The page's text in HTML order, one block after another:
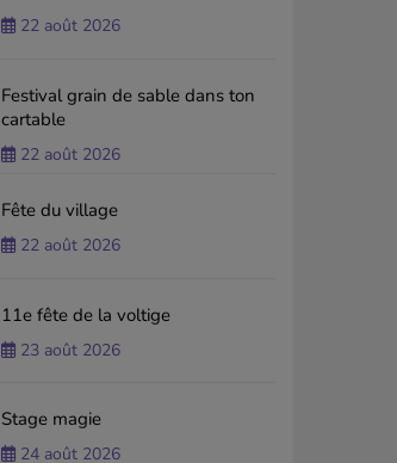
22 août 2026
Festival grain de sable dans ton
cartable
22 août 2026
Fête du village
22 août 2026
11e fête de la voltige
23 août 2026
Stage magie
24 août 2026